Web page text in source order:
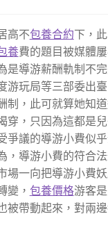
高不包養合約下，
養費的題目被媒體
是導游薪酬軌制不
游玩局等三部委出
制，此可就算她知
穿，只因為這都是
爭議的導游小費似
，導游小費的符合
場一向把導游小費
變， 包養價格游客
被帶動起來，對兩邊